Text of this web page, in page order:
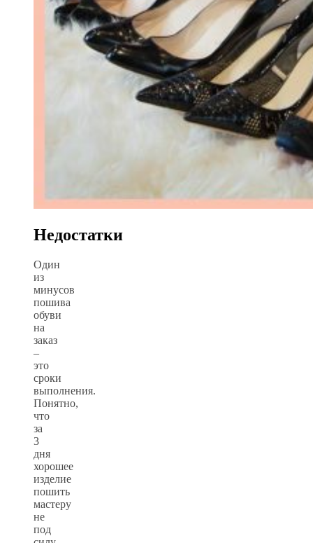
Недостатки
Один
из
минусов
пошива
обуви
на
заказ
–
это
сроки
выполнения.
Понятно,
что
за
3
дня
хорошее
изделие
пошить
мастеру
не
под